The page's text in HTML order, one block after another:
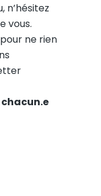
n’hésitez
vous.
pour ne rien